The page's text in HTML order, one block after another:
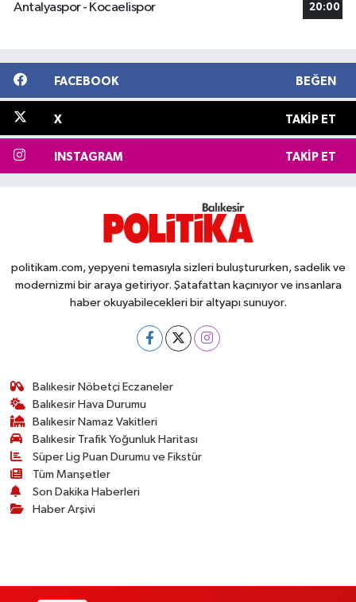
Antalyaspor - Kocaelispor 20:00
FACEBOOK BEĞEN
X TAKIP ET
INSTAGRAM TAKIP ET
politikam.com, yepyeni temasıyla sizleri buluştururken, sadelik ve
modernizmi bir araya getiriyor. Şatafattan kaçınıyor ve insanlara
haber okuyabilecekleri bir altyapı sunuyor.
Balıkesir Nöbetçi Eczaneler
Balıkesir Hava Durumu
Balıkesir Namaz Vakitleri
Balıkesir Trafik Yoğunluk Haritası
Süper Lig Puan Durumu ve Fikstür
Tüm Manşetler
Son Dakika Haberleri
Haber Arşivi